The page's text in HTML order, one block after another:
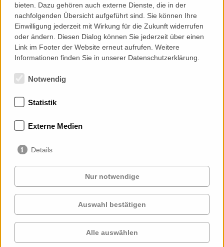
Mitgliedschaften
Services
Cases
Auftraggeber
Projekte
Profil Kontakt
bieten. Dazu gehören auch externe Dienste, die in der
nachfolgenden Übersicht aufgeführt sind. Sie können Ihre
Einwilligung jederzeit mit Wirkung für die Zukunft widerrufen
oder ändern. Diesen Dialog können Sie jederzeit über einen
Link im Footer der Website erneut aufrufen. Weitere
Informationen finden Sie in unserer Datenschutzerklärung.
Notwendig
Statistik
Externe Medien
Details
Nur notwendige
Auswahl bestätigen
Alle auswählen